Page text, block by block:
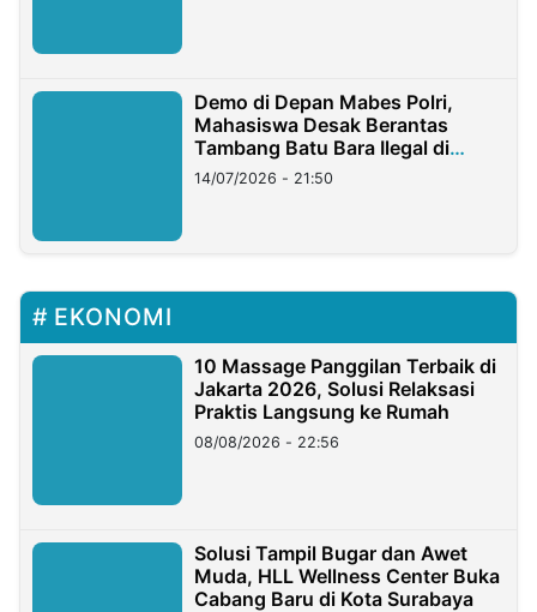
Demo di Depan Mabes Polri,
Mahasiswa Desak Berantas
Tambang Batu Bara Ilegal di
Lampung
14/07/2026 - 21:50
EKONOMI
10 Massage Panggilan Terbaik di
Jakarta 2026, Solusi Relaksasi
Praktis Langsung ke Rumah
08/08/2026 - 22:56
Solusi Tampil Bugar dan Awet
Muda, HLL Wellness Center Buka
Cabang Baru di Kota Surabaya